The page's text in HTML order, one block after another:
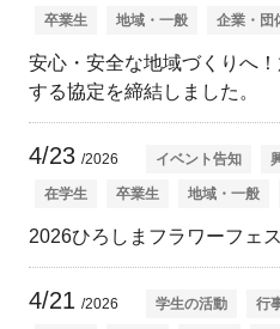
卒業生 地域・一般 企業・団
安心・安全な地域づくりへ
する協定を締結しました。
4/23 /2026 イベント告知
在学生 卒業生 地域・一般
2026ひろしまフラワーフェ
4/21 /2026 学生の活動 行